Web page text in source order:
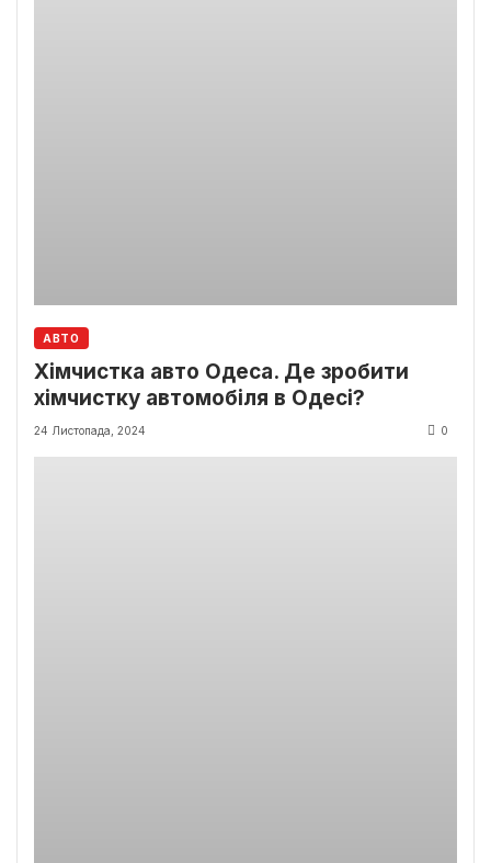
АВТО
Хімчистка авто Одеса. Де зробити
хімчистку автомобіля в Одесі?
24 Листопада, 2024 0